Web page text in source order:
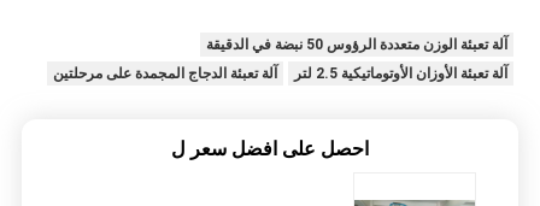
آلة تعبئة الوزن متعددة الرؤوس 50 نبضة في الدقيقة
آلة تعبئة الأوزان الأوتوماتيكية 2.5 لتر
آلة تعبئة الدجاج المجمدة على مرحلتين
احصل على افضل سعر ل